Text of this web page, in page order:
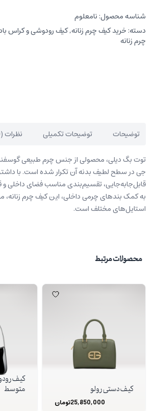
شناسه محصول: نامعلوم
دسته: خرید کیف چرم زنانه,کیف رودوشی و کراس
چرم زنانه
توضیحات توضیحات تکمیلی نظرات (0)
توت بگ دیلی، محصولی از جنس چرم طبیعی
جی در سطح لطیف بدنه آن تکرار شده است. با
قابل‌جابه‌جایی، تقسیم‌بندی مناسب فضای داخلی و
به کمک بندهای چرمی داخلی، این کیف چرم زنانه،
استایل‌های مختلف است.
محصولات مرتبط
کیف دستی رولو
25,850,000تومان
کیف
متوسط